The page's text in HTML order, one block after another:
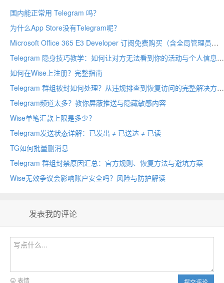
国内能正常用 Telegram 吗？
为什么App Store没有Telegram呢？
Microsoft Office 365 E3 Developer 订阅免费购买（含全局管理员账号注册教程）
Telegram 隐身技巧教学：如何让对方无法看到你的活动与个人信息
如何在Wise上注册？完整指南
Telegram 群组被封如何处理？从违规排查到恢复访问的完整解决方案
Telegram频道太多？教你屏蔽推送与隐藏敏感内容
Wise单笔汇款上限是多少？
Telegram发送状态详解：已发出 ≠ 已送达 ≠ 已读
TG如何批量删消息
Telegram 群组封禁原因汇总：官方规则、恢复方法与避坑方案
Wise无效争议会影响账户安全吗？风险与防护解读
发表我的评论
表情